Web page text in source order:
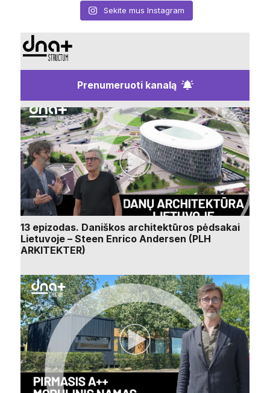
Sekite mus Instagram
Prenumeruoti kanalą
13 epizodas. Daniškos architektūros pėdsakai
Lietuvoje – Steen Enrico Andersen (PLH
ARKITEKTER)